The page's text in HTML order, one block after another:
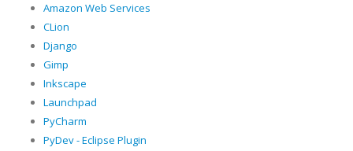
Amazon Web Services
CLion
Django
Gimp
Inkscape
Launchpad
PyCharm
PyDev - Eclipse Plugin